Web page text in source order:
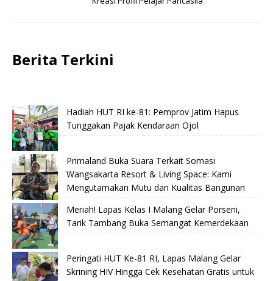
Berita Terkini
Hadiah HUT RI ke-81: Pemprov Jatim Hapus
Tunggakan Pajak Kendaraan Ojol
Primaland Buka Suara Terkait Somasi
Wangsakarta Resort & Living Space: Kami
Mengutamakan Mutu dan Kualitas Bangunan
Meriah! Lapas Kelas I Malang Gelar Porseni,
Tarik Tambang Buka Semangat Kemerdekaan
Peringati HUT Ke-81 RI, Lapas Malang Gelar
Skrining HIV Hingga Cek Kesehatan Gratis untuk